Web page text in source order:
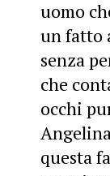
uomo
un fatto
senza
che
occhi
questa